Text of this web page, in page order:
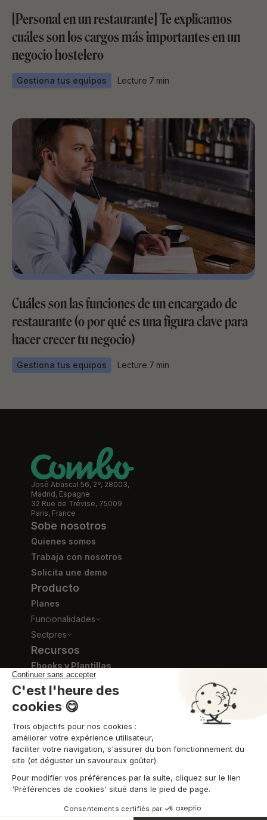
[Personal en un restaurante] Te explicamos
cuáles son los cargos más importantes en un
negocio hostelero
Gestiona tus equipos Lecture 7 min
Cuáles son las funciones de un encargado de
restaurante (o por qué es una figura clave para
hacer crecer tu negocio)
Gestiona tus equipos Lecture 7 min
José Abascal 56, 2º, 28003,
Madrid, Espagne
32 Rue de Trévise, 75009
Paris, France
Sobe nosotros
Quienes somos
Trabaja con nosotros
Solicita une demo
Producto
Planes
Funcionalidades
Sectpres
Recursos
Ebooks y Plantillas
Blog
Videos de formación
Centro de ayuda
GTC
Combo ©2026 Todos los derechos reservados